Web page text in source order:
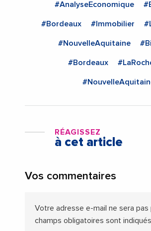
#AnalyseEconomique
#Bordeaux #Immobilier
#NouvelleAquitaine
#Bordeaux
RÉAGISSEZ
à cet article
Vos commentaires
Votre adresse e-mail ne sera pas
champs obligatoires sont